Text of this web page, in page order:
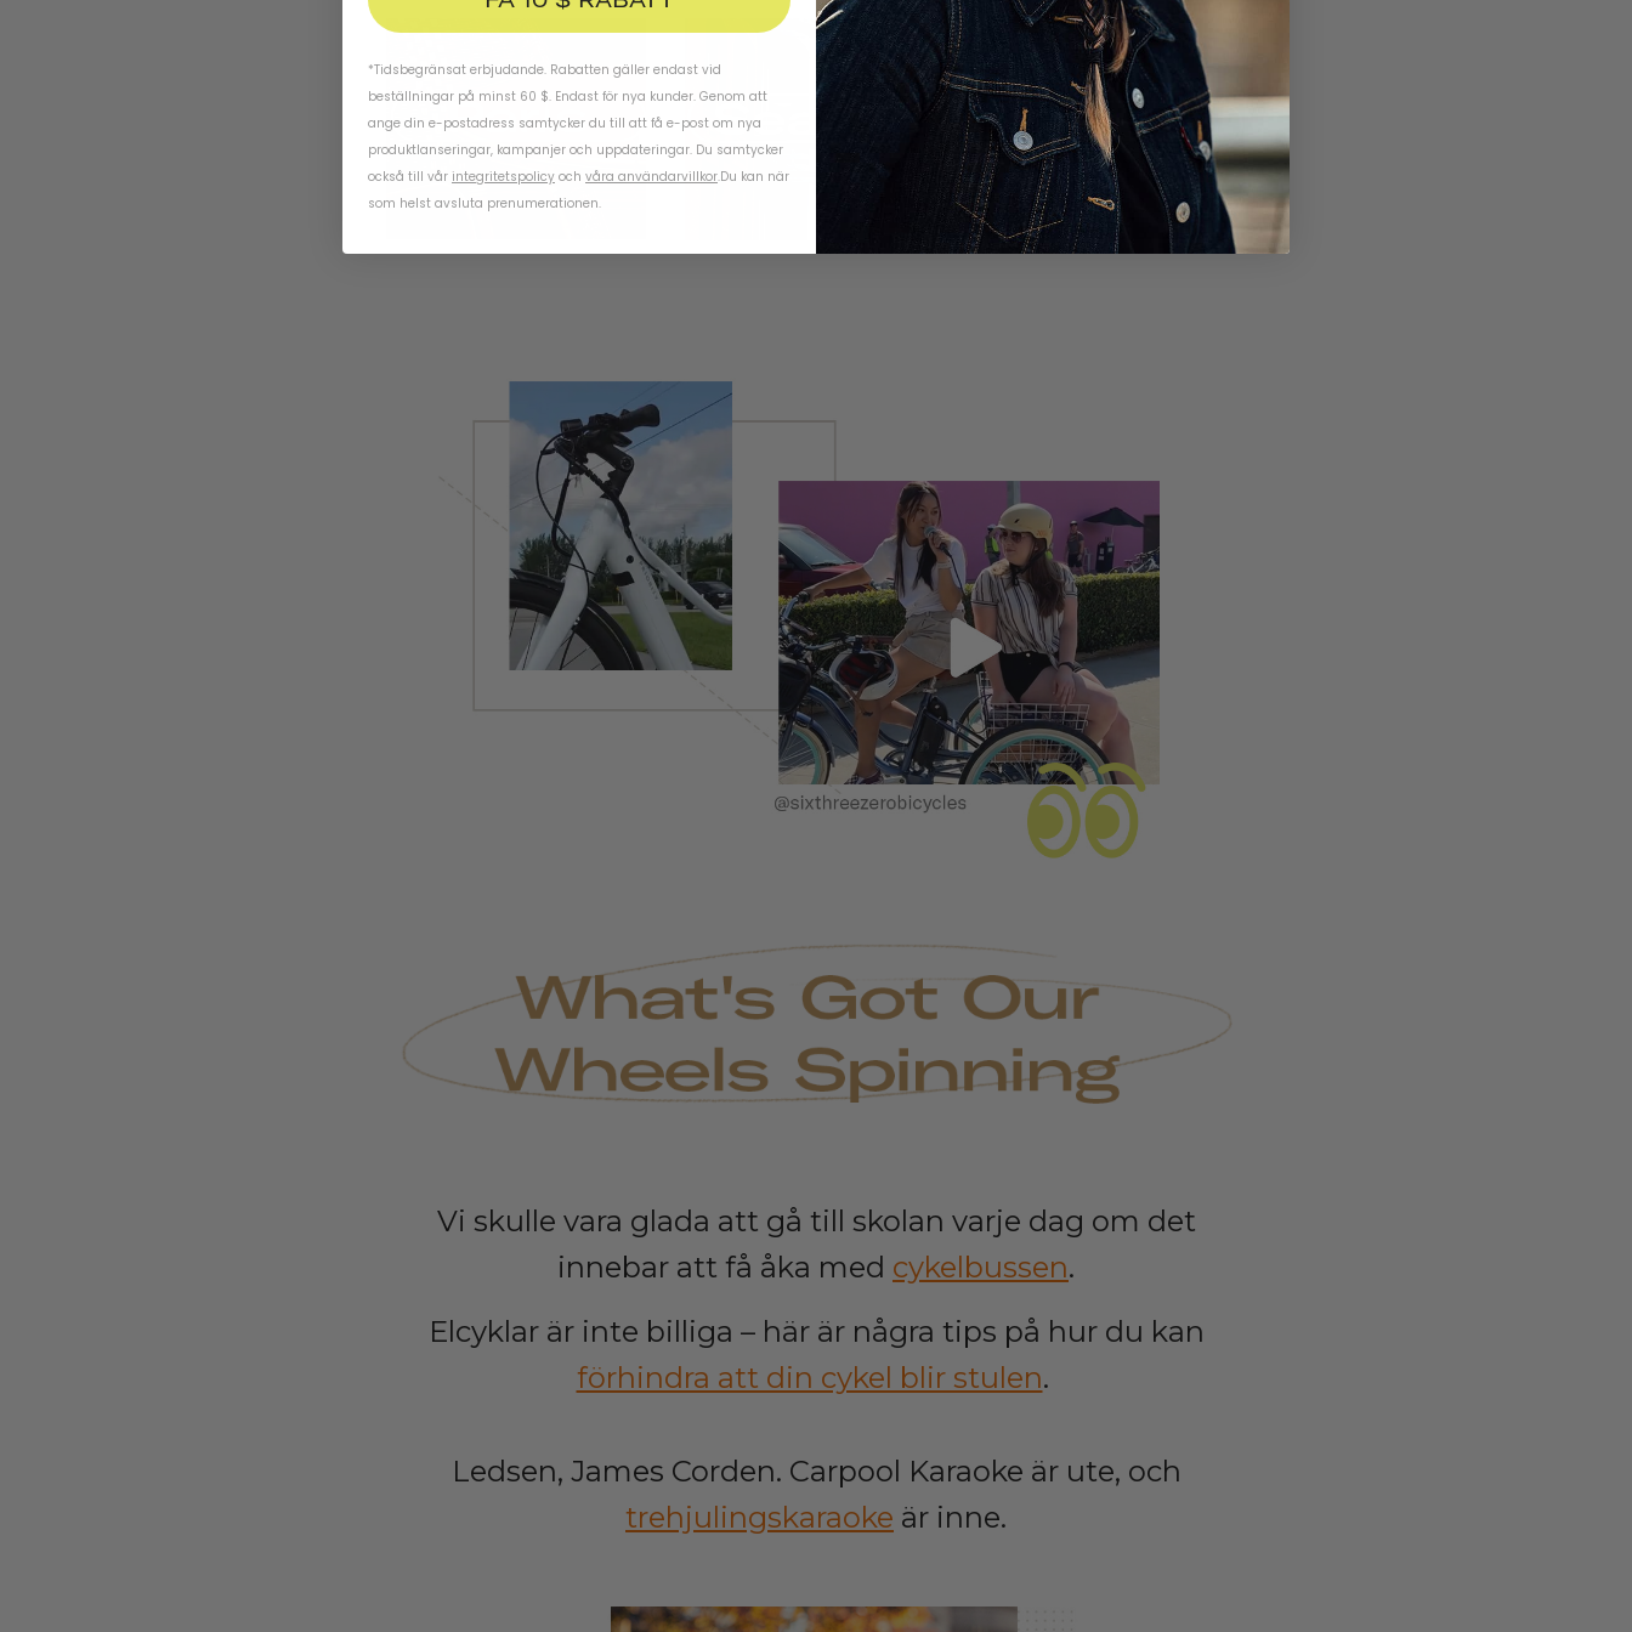
Vi skulle vara glada att gå till skolan varje dag om det
innebar att få åka med cykelbussen.
Elcyklar är inte billiga – här är några tips på hur du kan
förhindra att din cykel blir stulen.
Ledsen, James Corden. Carpool Karaoke är ute, och
trehjulingskaraoke är inne.
*Tidsbegränsat erbjudande. Rabatten gäller endast vid
beställningar på minst 60 $. Endast för nya kunder. Genom att
ange din e-postadress samtycker du till att få e-post om nya
produktlanseringar, kampanjer och uppdateringar. Du samtycker
också till vår integritetspolicy och våra användarvillkor.Du kan när
som helst avsluta prenumerationen.